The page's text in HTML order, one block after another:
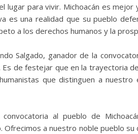
lugar para vivir. Michoacán es mejor
es una realidad que su pueblo
a los derechos humanos y la
Salgado, ganador de la
Es de festejar que en la trayectoria
que distinguen a nuestro
al pueblo de
a nuestro noble pueblo su